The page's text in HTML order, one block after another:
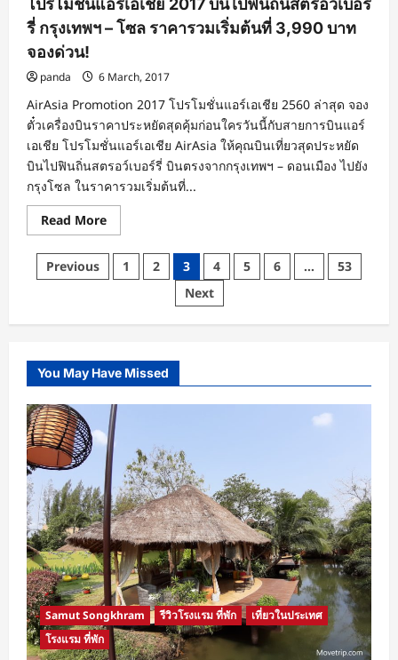
รี่ กรุงเทพฯ – โซล ราคารวมเริ่มต้นที่ 3,990 บาท
จองด่วน!
panda 6 March, 2017
AirAsia Promotion 2017 โปรโมชั่นแอร์เอเชีย 2560 ล่าสุด จอง
ตั๋วเครื่องบินราคาประหยัดสุดคุ้มก่อนใครวันนี้กับสายการบินแอร์
เอเชีย โปรโมชั่นแอร์เอเชีย AirAsia ให้คุณบินเที่ยวสุดประหยัด
บินไปฟินถิ่นสตรอว์เบอร์รี่ บินตรงจากกรุงเทพฯ – ดอนเมือง ไปยัง
กรุงโซล ในราคารวมเริ่มต้นที่...
Read MoreRead
more
โปร
ชั่น
ถิ่น
สต
เบอร์
รี่
กรุงเทพฯ
–
โซล
ราคา
รวม
เริ่ม
ต้น
ที่
3,990
บาท
จอง
ด่วน!
Posts
Previous 1 2 3 4 5 6 …
53
Next
You May Have Missed
Samut Songkhram รีวิวโรงแรม ที่พัก
เที่ยวในประเทศ
โรงแรม ที่พัก